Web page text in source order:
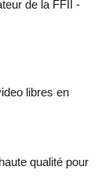
de la FFII -
libres en
qualité pour